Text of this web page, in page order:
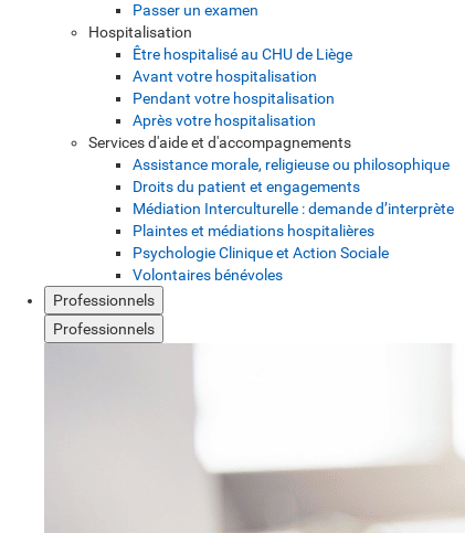
Passer un examen
Hospitalisation
Être hospitalisé au CHU de Liège
Avant votre hospitalisation
Pendant votre hospitalisation
Après votre hospitalisation
Services d'aide et d'accompagnements
Assistance morale, religieuse ou philosophique
Droits du patient et engagements
Médiation Interculturelle : demande d’interprète
Plaintes et médiations hospitalières
Psychologie Clinique et Action Sociale
Volontaires bénévoles
Professionnels
Professionnels